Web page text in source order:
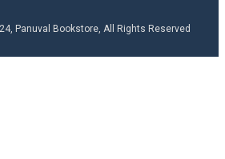
Panuval Bookstore, All Rights Reserved